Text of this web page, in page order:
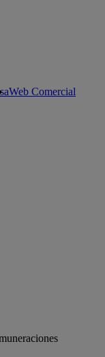
Web Comercial